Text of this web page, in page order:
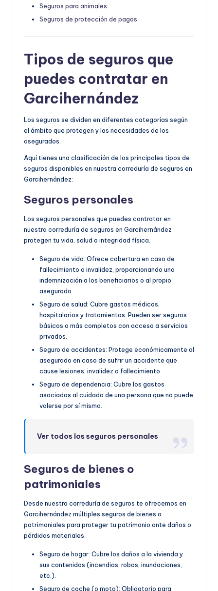
Seguros para animales
Seguros de protección de pagos
Tipos de seguros que
puedes contratar en
Garcihernández
Los seguros se dividen en diferentes categorías según
el ámbito que protegen y las necesidades de los
asegurados.
Aquí tienes una clasificación de los principales tipos de
seguros disponibles en nuestra correduría de seguros en
Garcihernández:
Seguros personales
Los seguros personales que puedes contratar en
nuestra correduría de seguros en Garcihernández
protegen tu vida, salud o integridad física.
Seguro de vida: Ofrece cobertura en caso de
fallecimiento o invalidez, proporcionando una
indemnización a los beneficiarios o al propio
asegurado.
Seguro de salud: Cubre gastos médicos,
hospitalarios y tratamientos. Pueden ser seguros
básicos o más completos con acceso a servicios
privados.
Seguro de accidentes: Protege económicamente al
asegurado en caso de sufrir un accidente que
cause lesiones, invalidez o fallecimiento.
Seguro de dependencia: Cubre los gastos
asociados al cuidado de una persona que no puede
valerse por sí misma.
Ver todos los seguros personales
Seguros de bienes o
patrimoniales
Desde nuestra correduría de seguros te ofrecemos en
Garcihernández múltiples seguros de bienes o
patrimoniales para proteger tu patrimonio ante daños o
pérdidas materiales.
Seguro de hogar: Cubre los daños a la vivienda y
sus contenidos (incendios, robos, inundaciones,
etc.).
Seguro de coche (o moto): Obligatorio para